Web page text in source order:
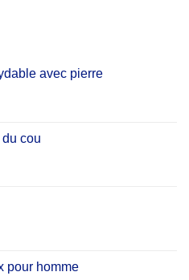
avec pierre
cou
Plage
pour homme